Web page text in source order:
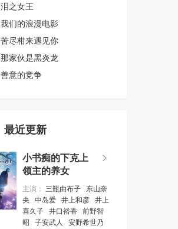
泪之女王
我们的浪漫电影
苦尽柑来遇见你
那家伙是黑炎龙
善意的竞争
最近更新
小书痴的下克上
领主的养女
主演： 三瓶由布子
东山奈
央
中岛爱 井上和彦
井上
喜久子
井口裕香
前野智
昭
子安武人
安野希世乃